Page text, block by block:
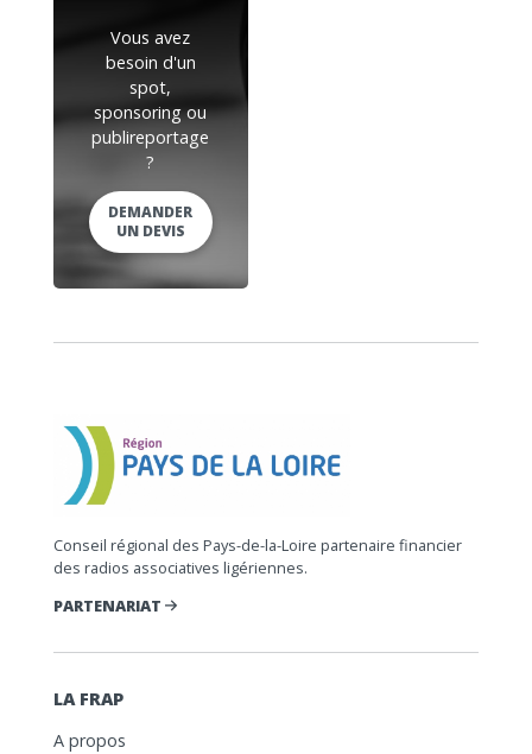
Vous avez
besoin d'un
spot,
sponsoring ou
publireportage
?
DEMANDER
UN DEVIS
Conseil régional des Pays-de-la-Loire partenaire financier
des radios associatives ligériennes.
PARTENARIAT
LA FRAP
A propos